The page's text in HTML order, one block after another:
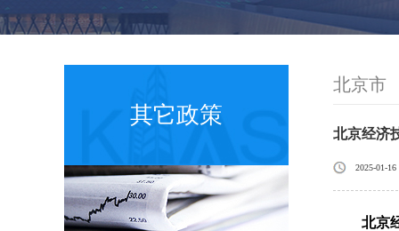
其它政策
北京市
北京经济
2025-01-16
北京